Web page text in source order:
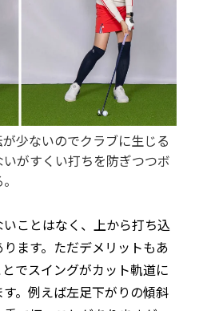
少ないのでクラブに生じる
がすくい打ちを防ぎつつボ
ことはなく、上から打ち込
ます。ただデメリットもあ
でスイングがカット軌道に
。例えば左足下がりの傾斜